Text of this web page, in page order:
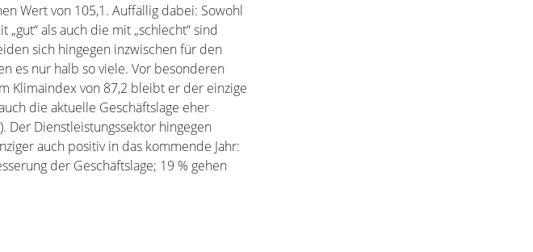
Wert von 105,1. Auffällig dabei: Sowohl
als auch die mit „schlecht“ sind
sich hingegen inzwischen für den
es nur halb so viele. Vor besonderen
Klimaindex von 87,2 bleibt er der einzige
die aktuelle Geschäftslage eher
Der Dienstleistungssektor hingegen
auch positiv in das kommende Jahr:
der Geschäftslage; 19 % gehen